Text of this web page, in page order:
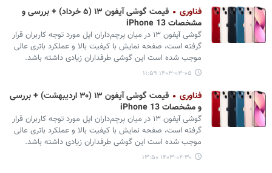
فناوری
قیمت گوشی آیفون ۱۳ (۵ خرداد) + بررسی و
مشخصات iPhone 13
گوشی آیفون ۱۳ در میان پرچم‌داران اپل مورد توجه کاربران قرار
گرفته است، صفحه نمایش با کیفیت بالا و عملکرد باتری عالی
موجب شده است این گوشی طرفداران زیادی داشته باشد.
۱۴۰۳-۰۳-۰۵ ۱۱:۵۹
فناوری
قیمت گوشی آیفون ۱۳ (۳۰ اردیبهشت) + بررسی
و مشخصات iPhone 13
گوشی آیفون ۱۳ در میان پرچم‌داران اپل مورد توجه کاربران قرار
گرفته است، صفحه نمایش با کیفیت بالا و عملکرد باتری عالی
موجب شده است این گوشی طرفداران زیادی داشته باشد.
۱۴۰۳-۰۲-۳۰ ۱۳:۵۰